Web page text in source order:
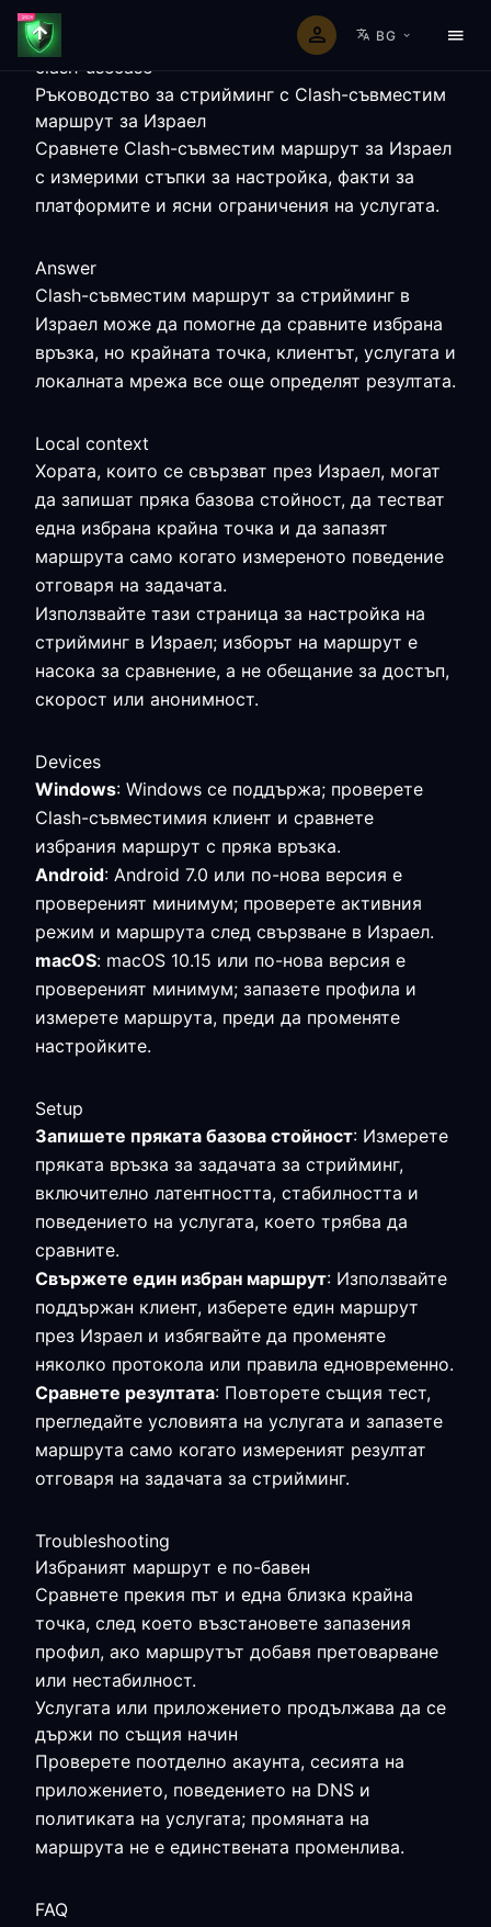
BG
clash-usecase
Ръководство за стрийминг с Clash-съвместим
маршрут за Израел
Сравнете Clash-съвместим маршрут за Израел
с измерими стъпки за настройка, факти за
платформите и ясни ограничения на услугата.
Answer
Clash-съвместим маршрут за стрийминг в
Израел може да помогне да сравните избрана
връзка, но крайната точка, клиентът, услугата и
локалната мрежа все още определят резултата.
Local context
Хората, които се свързват през Израел, могат
да запишат пряка базова стойност, да тестват
една избрана крайна точка и да запазят
маршрута само когато измереното поведение
отговаря на задачата.
Използвайте тази страница за настройка на
стрийминг в Израел; изборът на маршрут е
насока за сравнение, а не обещание за достъп,
скорост или анонимност.
Devices
Windows: Windows се поддържа; проверете
Clash-съвместимия клиент и сравнете
избрания маршрут с пряка връзка.
Android: Android 7.0 или по-нова версия е
провереният минимум; проверете активния
режим и маршрута след свързване в Израел.
macOS: macOS 10.15 или по-нова версия е
провереният минимум; запазете профила и
измерете маршрута, преди да променяте
настройките.
Setup
Запишете пряката базова стойност: Измерете
пряката връзка за задачата за стрийминг,
включително латентността, стабилността и
поведението на услугата, което трябва да
сравните.
Свържете един избран маршрут: Използвайте
поддържан клиент, изберете един маршрут
през Израел и избягвайте да променяте
няколко протокола или правила едновременно.
Сравнете резултата: Повторете същия тест,
прегледайте условията на услугата и запазете
маршрута само когато измереният резултат
отговаря на задачата за стрийминг.
Troubleshooting
Избраният маршрут е по-бавен
Сравнете прекия път и една близка крайна
точка, след което възстановете запазения
профил, ако маршрутът добавя претоварване
или нестабилност.
Услугата или приложението продължава да се
държи по същия начин
Проверете поотделно акаунта, сесията на
приложението, поведението на DNS и
политиката на услугата; промяната на
маршрута не е единствената променлива.
FAQ